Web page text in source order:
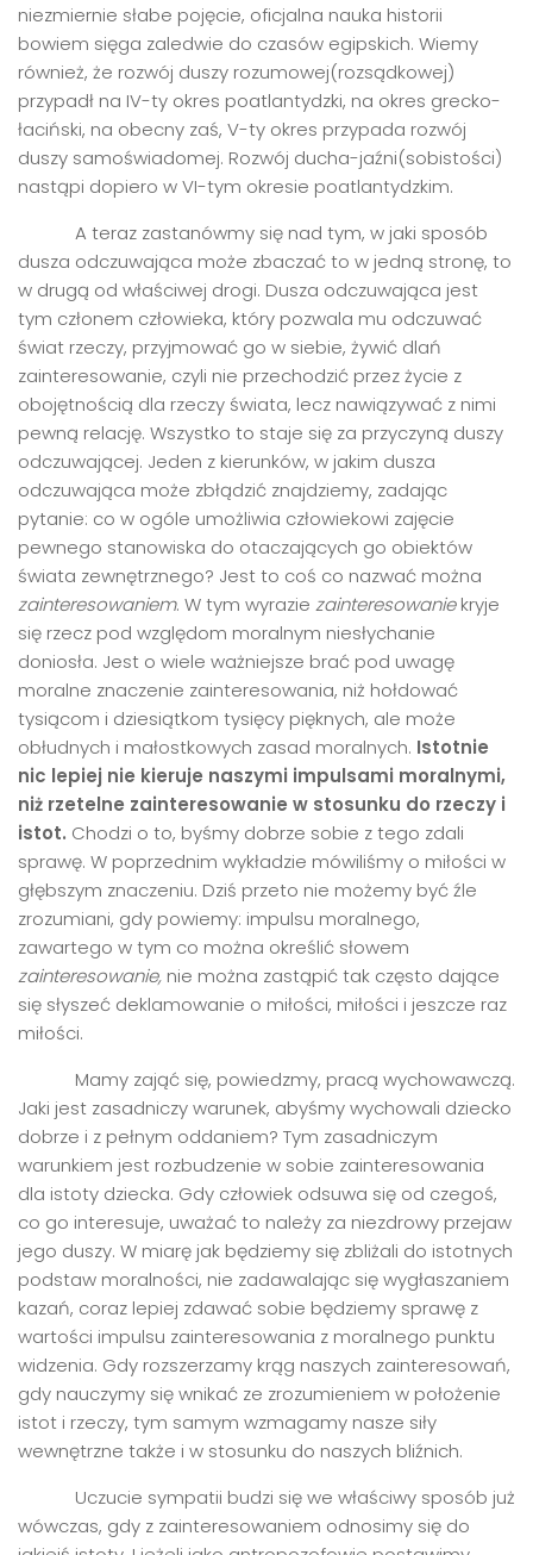
niezmiernie słabe pojęcie, oficjalna nauka historii
bowiem sięga zaledwie do czasów egipskich. Wiemy
również, że rozwój duszy rozumowej(rozsądkowej)
przypadł na IV-ty okres poatlantydzki, na okres grecko-
łaciński, na obecny zaś, V-ty okres przypada rozwój
duszy samoświadomej. Rozwój ducha-jaźni(sobistości)
nastąpi dopiero w VI-tym okresie poatlantydzkim.
A teraz zastanówmy się nad tym, w jaki sposób
dusza odczuwająca może zbaczać to w jedną stronę, to
w drugą od właściwej drogi. Dusza odczuwająca jest
tym członem człowieka, który pozwala mu odczuwać
świat rzeczy, przyjmować go w siebie, żywić dlań
zainteresowanie, czyli nie przechodzić przez życie z
obojętnością dla rzeczy świata, lecz nawiązywać z nimi
pewną relację. Wszystko to staje się za przyczyną duszy
odczuwającej. Jeden z kierunków, w jakim dusza
odczuwająca może zbłądzić znajdziemy, zadając
pytanie: co w ogóle umożliwia człowiekowi zajęcie
pewnego stanowiska do otaczających go obiektów
świata zewnętrznego? Jest to coś co nazwać można
zainteresowaniem. W tym wyrazie zainteresowaniekryje
się rzecz pod względom moralnym niesłychanie
doniosła. Jest o wiele ważniejsze brać pod uwagę
moralne znaczenie zainteresowania, niż hołdować
tysiącom i dziesiątkom tysięcy pięknych, ale może
obłudnych i małostkowych zasad moralnych. Istotnie
nic lepiej nie kieruje naszymi impulsami moralnymi,
niż rzetelne zainteresowanie w stosunku do rzeczy i
istot. Chodzi o to, byśmy dobrze sobie z tego zdali
sprawę. W poprzednim wykładzie mówiliśmy o miłości w
głębszym znaczeniu. Dziś przeto nie możemy być źle
zrozumiani, gdy powiemy: impulsu moralnego,
zawartego w tym co można określić słowem
zainteresowanie, nie można zastąpić tak często dające
się słyszeć deklamowanie o miłości, miłości i jeszcze raz
miłości.
Mamy zająć się, powiedzmy, pracą wychowawczą.
Jaki jest zasadniczy warunek, abyśmy wychowali dziecko
dobrze i z pełnym oddaniem? Tym zasadniczym
warunkiem jest rozbudzenie w sobie zainteresowania
dla istoty dziecka. Gdy człowiek odsuwa się od czegoś,
co go interesuje, uważać to należy za niezdrowy przejaw
jego duszy. W miarę jak będziemy się zbliżali do istotnych
podstaw moralności, nie zadawalając się wygłaszaniem
kazań, coraz lepiej zdawać sobie będziemy sprawę z
wartości impulsu zainteresowania z moralnego punktu
widzenia. Gdy rozszerzamy krąg naszych zainteresowań,
gdy nauczymy się wnikać ze zrozumieniem w położenie
istot i rzeczy, tym samym wzmagamy nasze siły
wewnętrzne także i w stosunku do naszych bliźnich.
Uczucie sympatii budzi się we właściwy sposób już
wówczas, gdy z zainteresowaniem odnosimy się do